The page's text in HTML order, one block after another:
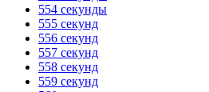
554 секунды
555 секунд
556 секунд
557 секунд
558 секунд
559 секунд